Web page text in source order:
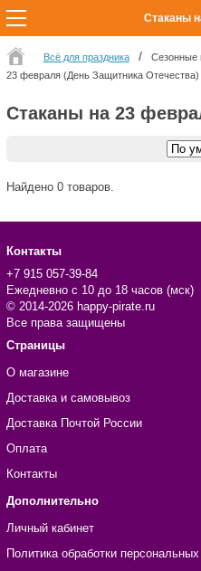
Всё для праздника
Сезонные
23 февраля (День Защитника Отечества)
Стаканы на 23
Найдено 0 товаров.
Контакты
+7 915 057-39-84
Ежедневно с 10 до 18 часов (мск)
© 2014-2026 happy-pirate.ru
Все права защищены
Страницы
О магазине
Доставка и самовывоз
Доставка Почтой России
Оплата
Контакты
Дополнительно
Личный кабинет
Политика обработки
Стаканы